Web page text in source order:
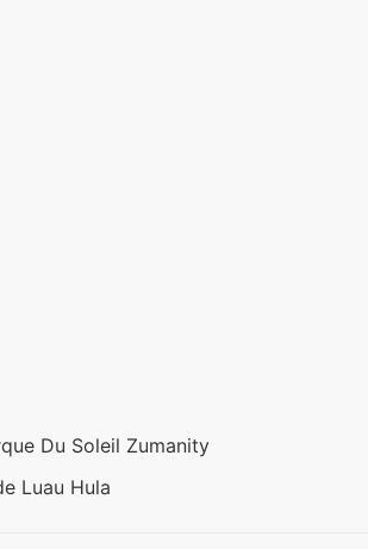
Du Soleil Zumanity
Luau Hula